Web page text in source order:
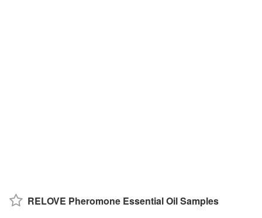
RELOVE Pheromone Essential Oil Samples